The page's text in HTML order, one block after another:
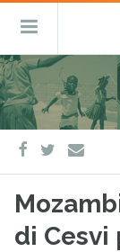
Salta
al
contenuto
Menu
facebook
twitter
e-
mail
di